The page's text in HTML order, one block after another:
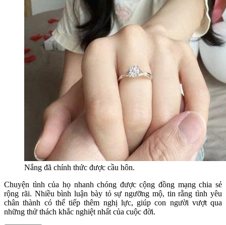
Nắng đã chính thức được cầu hôn.
Chuyện tình của họ nhanh chóng được cộng đồng mạng chia sẻ
rộng rãi. Nhiều bình luận bày tỏ sự ngưỡng mộ, tin rằng tình yêu
chân thành có thể tiếp thêm nghị lực, giúp con người vượt qua
những thử thách khắc nghiệt nhất của cuộc đời.